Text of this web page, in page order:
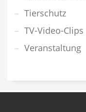
Tierschutz
TV-Video-Clips
Veranstaltung